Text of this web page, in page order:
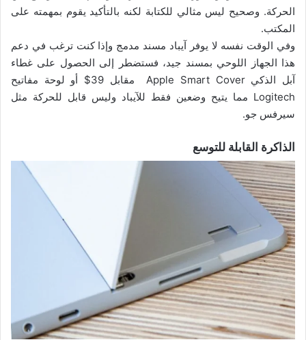
الحركة. وصحيح ليس مثالي للكتابة لكنه بالتأكيد يقوم بمهمته على
المكتب.
وفي الوقت نفسه لا يوفر آيباد مسند مدمج وإذا كنت ترغب في دعم
هذا الجهاز اللوحي بمسند جيد، فستضطر إلى الحصول على غطاء
آبل الذكي Apple Smart Cover مقابل 39$ أو لوحة مفاتيح
Logitech مما يتيح وضعين فقط للآيباد وليس قابل للحركة مثل
سيرفس جو.
الذاكرة القابلة للتوسع